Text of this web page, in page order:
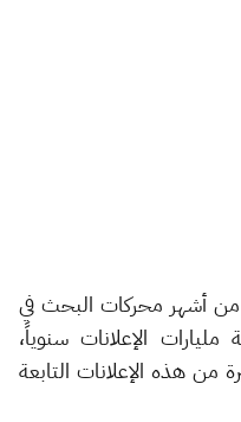
من أشهر محركات البحث في
الإعلانات سنوياً،
من هذه الإعلانات التابعة